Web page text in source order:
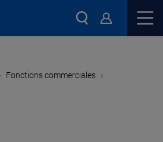
Fonctions commerciales ›